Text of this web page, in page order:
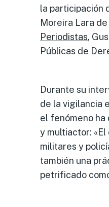
la participación
Moreira Lara de
Periodistas,
Públicas de
Durante su
de la vigilancia
el fenómeno ha
y multiactor:
militares y
también una
petrificado